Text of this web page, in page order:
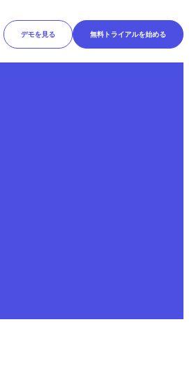
デモを見る 無料トライアルを始める